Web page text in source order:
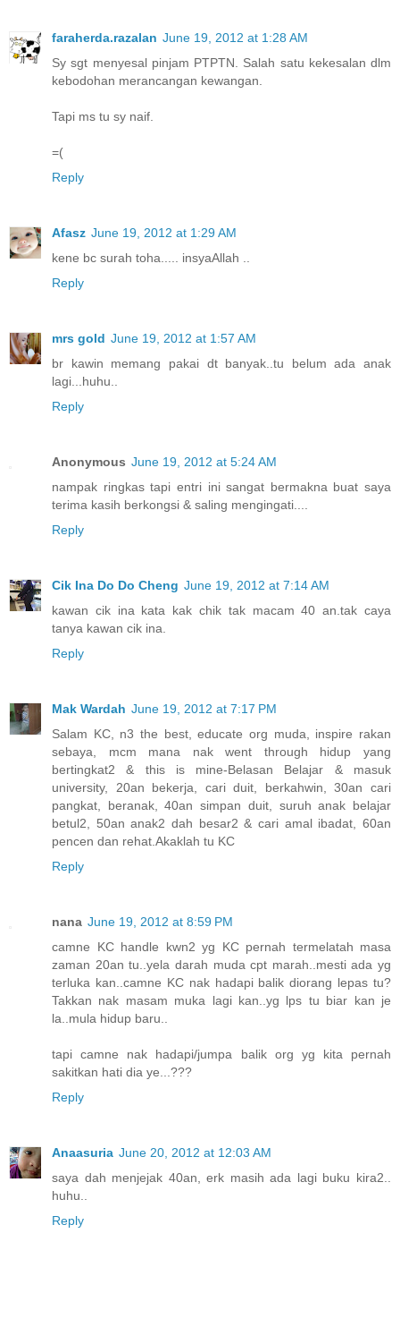
faraherda.razalan June 19, 2012 at 1:28 AM
Sy sgt menyesal pinjam PTPTN. Salah satu kekesalan dlm
kebodohan merancangan kewangan.
Tapi ms tu sy naif.
=(
Reply
Afasz June 19, 2012 at 1:29 AM
kene bc surah toha..... insyaAllah ..
Reply
mrs gold June 19, 2012 at 1:57 AM
br kawin memang pakai dt banyak..tu belum ada anak
lagi...huhu..
Reply
Anonymous June 19, 2012 at 5:24 AM
nampak ringkas tapi entri ini sangat bermakna buat saya
terima kasih berkongsi & saling mengingati....
Reply
Cik Ina Do Do Cheng June 19, 2012 at 7:14 AM
kawan cik ina kata kak chik tak macam 40 an.tak caya
tanya kawan cik ina.
Reply
Mak Wardah June 19, 2012 at 7:17 PM
Salam KC, n3 the best, educate org muda, inspire rakan
sebaya, mcm mana nak went through hidup yang
bertingkat2 & this is mine-Belasan Belajar & masuk
university, 20an bekerja, cari duit, berkahwin, 30an cari
pangkat, beranak, 40an simpan duit, suruh anak belajar
betul2, 50an anak2 dah besar2 & cari amal ibadat, 60an
pencen dan rehat.Akaklah tu KC
Reply
nana June 19, 2012 at 8:59 PM
camne KC handle kwn2 yg KC pernah termelatah masa
zaman 20an tu..yela darah muda cpt marah..mesti ada yg
terluka kan..camne KC nak hadapi balik diorang lepas tu?
Takkan nak masam muka lagi kan..yg lps tu biar kan je
la..mula hidup baru..
tapi camne nak hadapi/jumpa balik org yg kita pernah
sakitkan hati dia ye...???
Reply
Anaasuria June 20, 2012 at 12:03 AM
saya dah menjejak 40an, erk masih ada lagi buku kira2..
huhu..
Reply